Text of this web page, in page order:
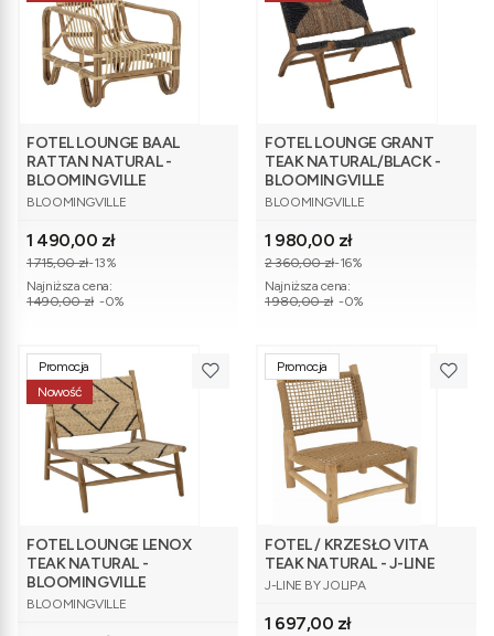
FOTEL LOUNGE BAAL
RATTAN NATURAL -
BLOOMINGVILLE
PRODUCENT
BLOOMINGVILLE
Cena promocyjna
1 490,00 zł
1 715,00 zł-13%
Najniższa cena:
1 490,00 zł -0%
FOTEL LOUNGE GRANT
TEAK NATURAL/BLACK -
BLOOMINGVILLE
PRODUCENT
BLOOMINGVILLE
Cena promocyjna
1 980,00 zł
2 360,00 zł-16%
Najniższa cena:
1 980,00 zł -0%
Promocja
Nowość
FOTEL LOUNGE LENOX
TEAK NATURAL -
BLOOMINGVILLE
PRODUCENT
BLOOMINGVILLE
Promocja
FOTEL / KRZESŁO VITA
TEAK NATURAL - J-LINE
PRODUCENT
J-LINE BY JOLIPA
Cena promocyjna
1 697,00 zł